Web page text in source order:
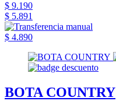
$ 9.190
$ 5.891
$ 4.890
BOTA COUNTRY